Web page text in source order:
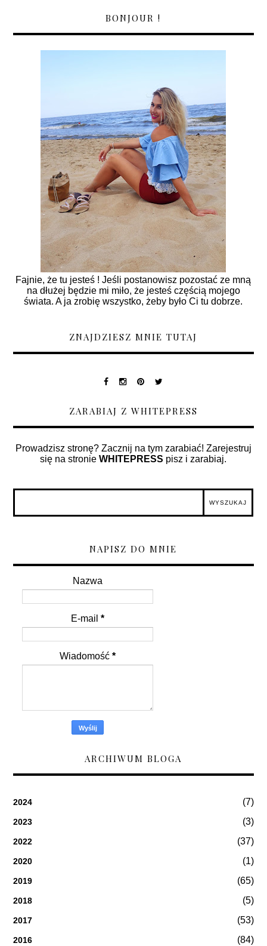
BONJOUR !
Fajnie, że tu jesteś ! Jeśli postanowisz pozostać ze mną
na dłużej będzie mi miło, że jesteś częścią mojego
świata. A ja zrobię wszystko, żeby było Ci tu dobrze.
ZNAJDZIESZ MNIE TUTAJ
ZARABIAJ Z WHITEPRESS
Prowadzisz stronę? Zacznij na tym zarabiać! Zarejestruj
się na stronieWHITEPRESS pisz i zarabiaj.
NAPISZ DO MNIE
Nazwa
E-mail*
Wiadomość*
ARCHIWUM BLOGA
2024 (7)
2023 (3)
2022 (37)
2020 (1)
2019 (65)
2018 (5)
2017 (53)
2016 (84)